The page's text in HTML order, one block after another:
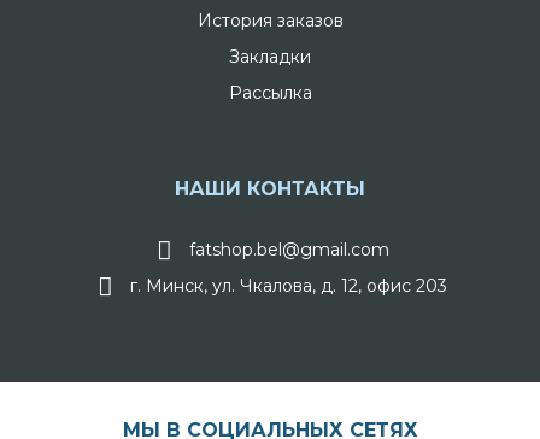
История заказов
Закладки
Рассылка
НАШИ КОНТАКТЫ
fatshop.bel@gmail.com
г. Минск, ул. Чкалова, д. 12, офис 203
МЫ В СОЦИАЛЬНЫХ СЕТЯХ